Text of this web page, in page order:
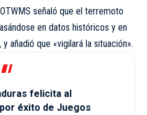
señaló que el terremoto
en datos históricos y en
añadió que «vigilará la situación».
felicita al
éxito de Juegos